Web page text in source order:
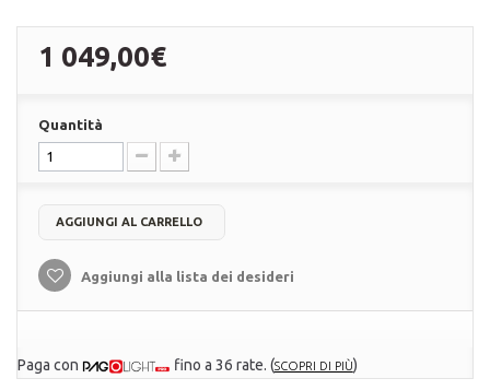
1 049,00€
Quantità
AGGIUNGI AL CARRELLO
Aggiungi alla lista dei desideri
Paga con fino a 36 rate. (SCOPRI DI PIÙ)